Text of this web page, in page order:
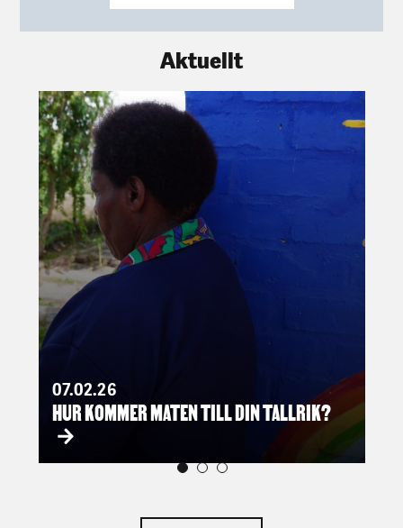
Aktuellt
07.02.26
HUR KOMMER MATEN TILL DIN TALLRIK?